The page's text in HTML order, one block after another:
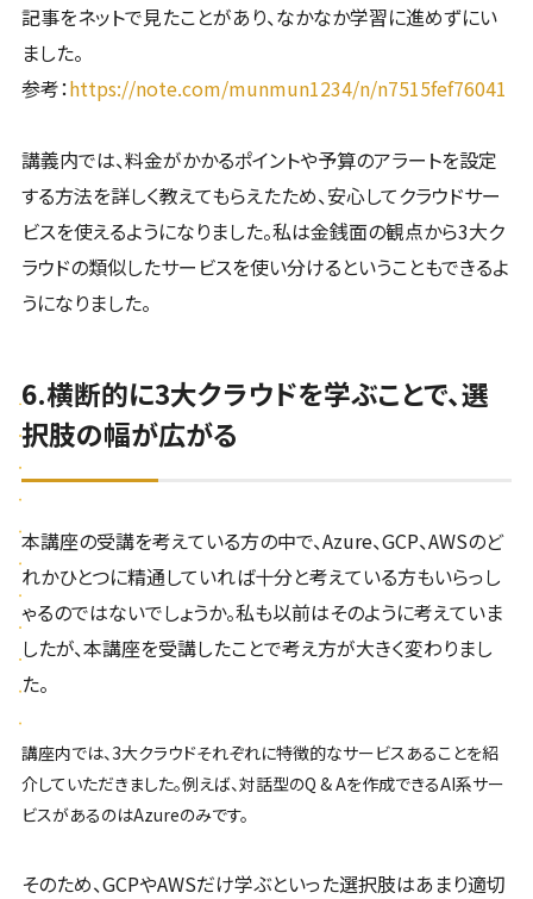
記事をネットで見たことがあり、なかなか学習に進めずにい
ました。
参考：https://note.com/munmun1234/n/n7515fef76041
講義内では、料金がかかるポイントや予算のアラートを設定
する方法を詳しく教えてもらえたため、安心してクラウドサー
ビスを使えるようになりました。私は金銭面の観点から3大ク
ラウドの類似したサービスを使い分けるということもできるよ
うになりました。
6.横断的に3大クラウドを学ぶことで、選
択肢の幅が広がる
本講座の受講を考えている方の中で、Azure、GCP、AWSのど
れかひとつに精通していれば十分と考えている方もいらっし
ゃるのではないでしょうか。私も以前はそのように考えていま
したが、本講座を受講したことで考え方が大きく変わりまし
た。
講座内では、3大クラウドそれぞれに特徴的なサービスあることを紹
介していただきました。例えば、対話型のQ & Aを作成できるAI系サー
ビスがあるのはAzureのみです。
そのため、GCPやAWSだけ学ぶといった選択肢はあまり適切